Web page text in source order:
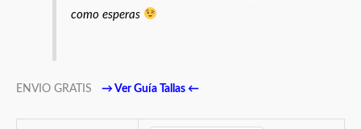
como esperas
ENVIO GRATIS →Ver Guía Tallas ←